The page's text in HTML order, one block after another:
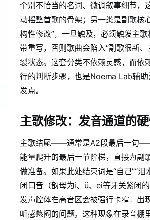
个别不恰当的名词、微调叙事细节，
动摇整首歌的骨架；另一类是副歌核
构性修改”，一旦触及，必须触发主
带重写，否则歌曲会陷入“副歌很新、
裂状态。这套分类不依赖灵感，而依
行的判断步骤，也是Noema Lab辅助
发点。
主歌修改：发音通道的
主歌结尾——通常是A2段最后一句
能量爬升的最后一节阶梯，直接为副
做准备。如果此处结束词是“自己”“泪
闭口音（韵母为i、ü、ei等牙关紧闭
发声腔体在高音区会被强行卡窄，出
听感憋闷的问题。这种现象在录音棚